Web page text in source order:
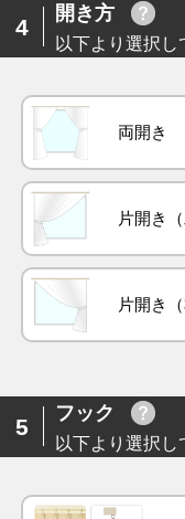
4
開き方
以下より選択し
両開き
片開き
片開き
5
フック
以下より選択し